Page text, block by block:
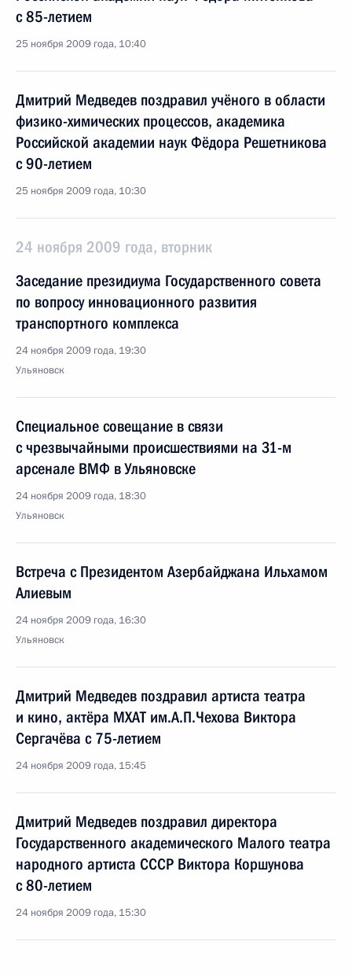
с 85-летием
25 ноября 2009 года, 10:40
Дмитрий Медведев поздравил учёного в области
физико-химических процессов, академика
Российской академии наук Фёдора Решетникова
с 90-летием
25 ноября 2009 года, 10:30
24 ноября 2009 года, вторник
Заседание президиума Государственного совета
по вопросу инновационного развития
транспортного комплекса
24 ноября 2009 года, 19:30
Ульяновск
Специальное совещание в связи
с чрезвычайными происшествиями на 31-м
арсенале ВМФ в Ульяновске
24 ноября 2009 года, 18:30
Ульяновск
Встреча с Президентом Азербайджана Ильхамом
Алиевым
24 ноября 2009 года, 16:30
Ульяновск
Дмитрий Медведев поздравил артиста театра
и кино, актёра МХАТ им.А.П.Чехова Виктора
Сергачёва с 75-летием
24 ноября 2009 года, 15:45
Дмитрий Медведев поздравил директора
Государственного академического Малого театра
народного артиста СССР Виктора Коршунова
с 80-летием
24 ноября 2009 года, 15:30